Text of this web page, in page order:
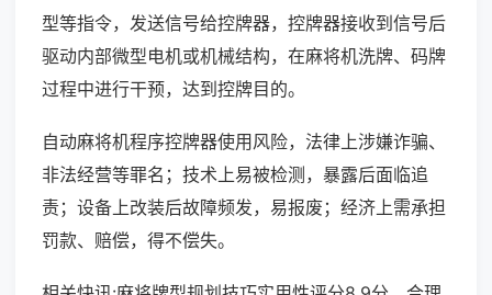
型等指令，发送信号给控牌器，控牌器接收到信号后
驱动内部微型电机或机械结构，在麻将机洗牌、码牌
过程中进行干预，达到控牌目的。
自动麻将机程序控牌器使用风险，法律上涉嫌诈骗、
非法经营等罪名；技术上易被检测，暴露后面临追
责；设备上改装后故障频发，易报废；经济上需承担
罚款、赔偿，得不偿失。